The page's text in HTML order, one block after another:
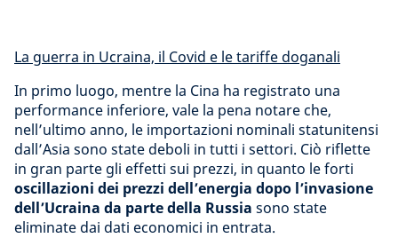
La guerra in Ucraina, il Covid e le tariffe doganali
In primo luogo, mentre la Cina ha registrato una
performance inferiore, vale la pena notare che,
nell’ultimo anno, le importazioni nominali statunitensi
dall’Asia sono state deboli in tutti i settori. Ciò riflette
in gran parte gli effetti sui prezzi, in quanto le forti
oscillazioni dei prezzi dell’energia dopo l’invasione
dell’Ucraina da parte della Russia sono state
eliminate dai dati economici in entrata.